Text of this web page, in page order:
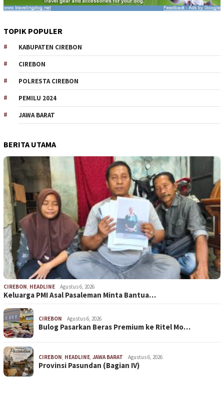
TOPIK POPULER
KABUPATEN CIREBON
CIREBON
POLRESTA CIREBON
PEMILU 2024
JAWA BARAT
BERITA UTAMA
CIREBON, HEADLINE Agustus 6, 2026
Keluarga PMI Asal Pasaleman Minta Bantua…
CIREBON Agustus 6, 2026
Bulog Pasarkan Beras Premium ke Ritel Mo…
CIREBON, HEADLINE, JAWA BARAT Agustus 6, 2026
Provinsi Pasundan (Bagian IV)